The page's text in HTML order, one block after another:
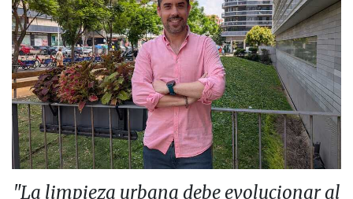
"La limpieza urbana debe evolucionar al